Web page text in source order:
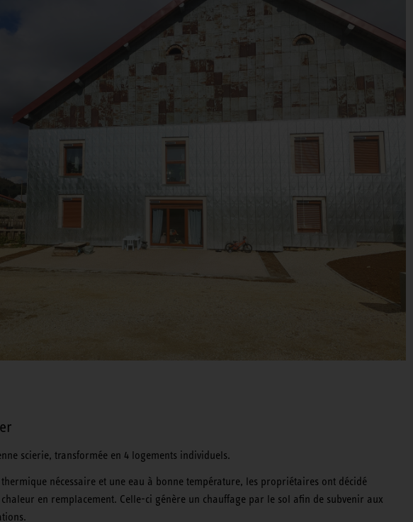
scierie, transformée en 4 logements individuels.
nécessaire et une eau à bonne température, les propriétaires ont décidé
en remplacement. Celle-ci génère un chauffage par le sol afin de subvenir aux